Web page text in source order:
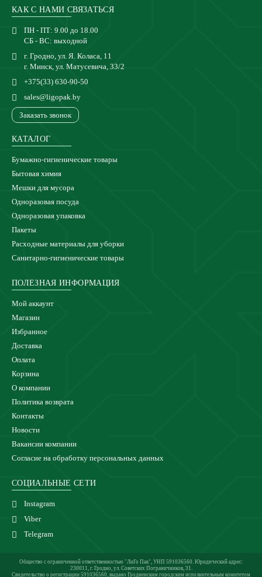
КАК С НАМИ СВЯЗАТЬСЯ
ПН - ПТ: 9.00 до 18.00
СБ - ВС: выходной
г. Гродно, ул. Я. Коласа, 11
г. Минск, ул. Матусевича, 33/2
+375(33) 630-90-50
sales@ligopak.by
Заказать звонок
КАТАЛОГ
Бумажно-гигиенические товары
Бытовая химия
Мешки для мусора
Одноразовая посуда
Одноразовая упаковка
Пакеты
Расходные материалы для уборки
Санитарно-гигиенические товары
ПОЛЕЗНАЯ ИНФОРМАЦИЯ
Мой аккаунт
Магазин
Избранное
Доставка
Оплата
Корзина
О компании
Политика возврата
Контакты
Новости
Вакансии компании
Согласие на обработку персональных данных
СОЦИАЛЬНЫЕ СЕТИ
Instagram
Viber
Telegram
Общество с ограниченной ответственностью "ЛиГо Пак", УНП 591036560. Юридический адрес:
230011, г. Гродно, ул. Советских Пограничников, 31.
Свидетельство о регистрации 591036560, выдано Гродненским городским исполнительным комитетом